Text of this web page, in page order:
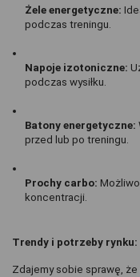
Żele energetyczne:
podczas treningu.
Napoje izotoniczne:
podczas wysiłku.
Batony energetyczne:
przed lub po treningu.
Prochy carbo:
koncentracji.
Trendy i potrzeby rynku:
Zdajemy sobie sprawę,